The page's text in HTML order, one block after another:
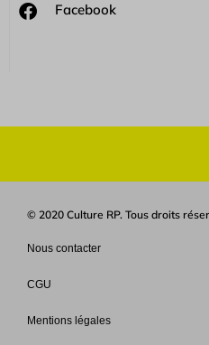
Facebook
© 2020 Culture RP. Tous droits
Nous contacter
CGU
Mentions légales